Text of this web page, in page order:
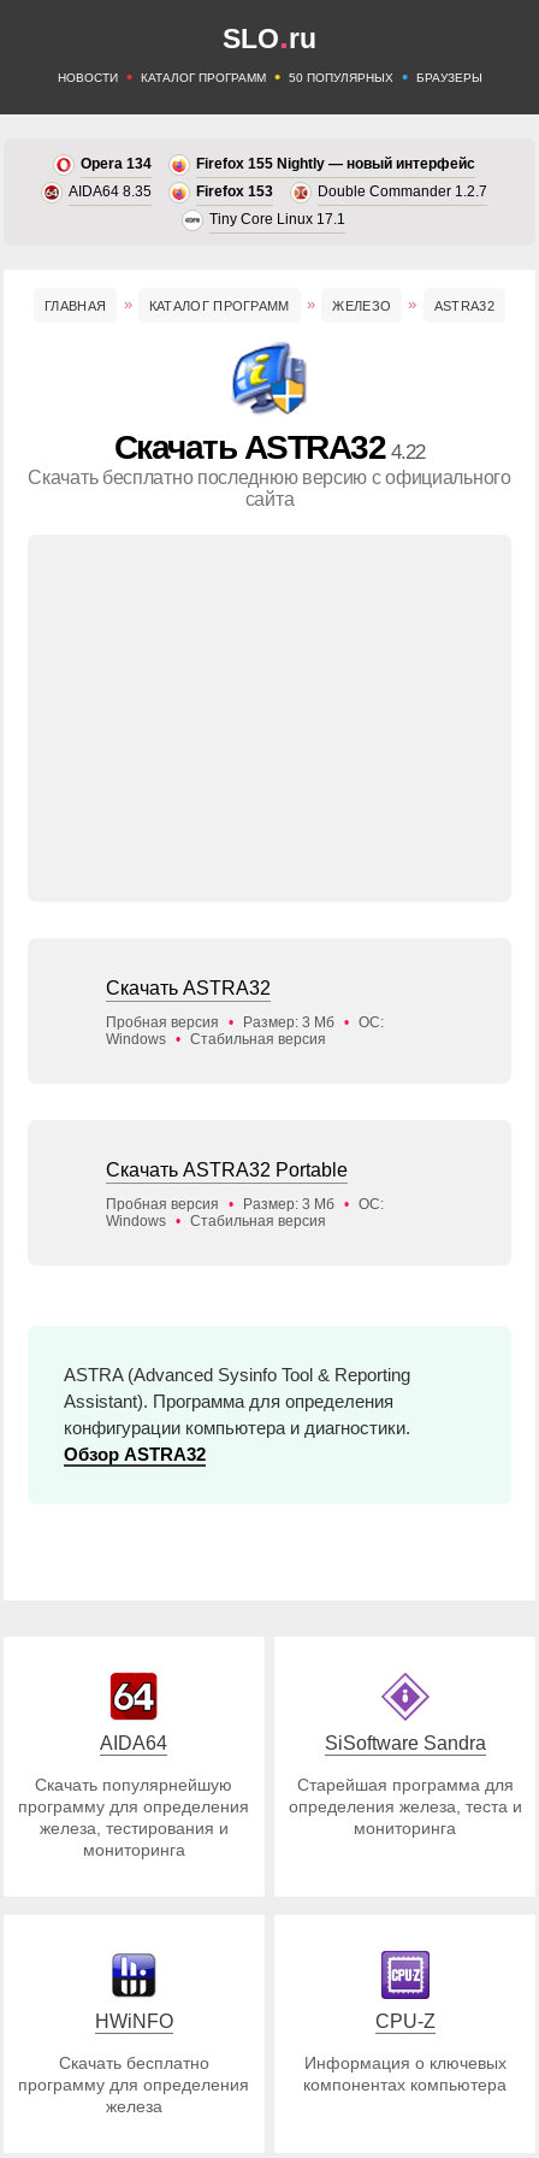
SLO.ru
НОВОСТИ • КАТАЛОГ ПРОГРАММ • 50 ПОПУЛЯРНЫХ • БРАУЗЕРЫ
Opera 134
Firefox 155 Nightly — новый интерфейс
AIDA64 8.35
Firefox 153
Double Commander 1.2.7
Tiny Core Linux 17.1
ГЛАВНАЯ КАТАЛОГ ПРОГРАММ ЖЕЛЕЗО ASTRA32
Скачать ASTRA32 4.22
Скачать бесплатно последнюю версию с официального
сайта
Скачать ASTRA32
Пробная версия • Размер: 3 Мб • ОС:
Windows • Стабильная версия
Скачать ASTRA32 Portable
Пробная версия • Размер: 3 Мб • ОС:
Windows • Стабильная версия
ASTRA (Advanced Sysinfo Tool & Reporting
Assistant). Программа для определения
конфигурации компьютера и диагностики.
Обзор ASTRA32
AIDA64
Скачать популярнейшую
программу для определения
железа, тестирования и
мониторинга
SiSoftware Sandra
Старейшая программа для
определения железа, теста и
мониторинга
HWiNFO
Скачать бесплатно
программу для определения
железа
CPU-Z
Информация о ключевых
компонентах компьютера